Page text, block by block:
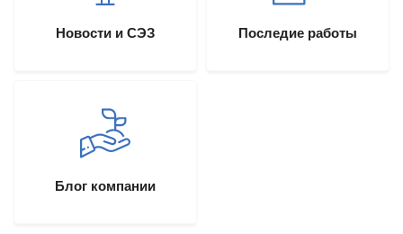
Новости и СЭЗ Последие работы
Блог компании